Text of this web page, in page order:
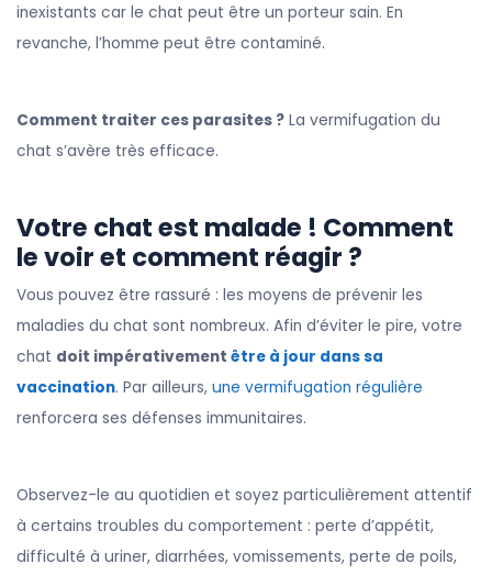
inexistants car le chat peut être un porteur sain. En
revanche, l’homme peut être contaminé.
Comment traiter ces parasites ? La vermifugation du
chat s’avère très efficace.
Votre chat est malade ! Comment
le voir et comment réagir ?
Vous pouvez être rassuré : les moyens de prévenir les
maladies du chat sont nombreux. Afin d’éviter le pire, votre
chat doit impérativement être à jour dans sa
vaccination. Par ailleurs, une vermifugation régulière
renforcera ses défenses immunitaires.
Observez-le au quotidien et soyez particulièrement attentif
à certains troubles du comportement : perte d’appétit,
difficulté à uriner, diarrhées, vomissements, perte de poils,